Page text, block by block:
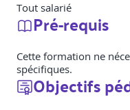
Tout salarié
Pré-requis
Cette formation ne
spécifiques.
Objectifs